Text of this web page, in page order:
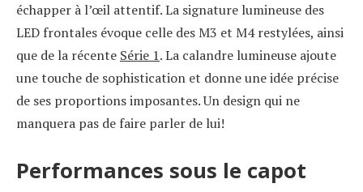
échapper à l’œil attentif. La signature lumineuse des
LED frontales évoque celle des M3 et M4 restylées, ainsi
que de la récente Série 1. La calandre lumineuse ajoute
une touche de sophistication et donne une idée précise
de ses proportions imposantes. Un design qui ne
manquera pas de faire parler de lui!
Performances sous le capot